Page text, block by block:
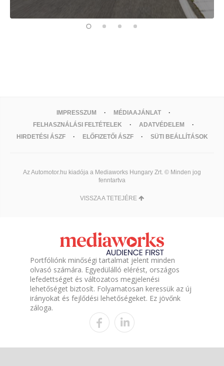
IMPRESSZUM
MÉDIAAJÁNLAT
FELHASZNÁLÁSI FELTÉTELEK
ADATVÉDELEM
HIRDETÉSI ÁSZF
ELŐFIZETŐI ÁSZF SÜTI BEÁLLÍTÁSOK
Az Automotor.hu kiadója a Mediaworks Hungary Zrt. © Minden jog
fenntartva
VISSZA A TETEJÉRE
Portfóliónk minőségi tartalmat jelent minden
olvasó számára. Egyedülálló elérést, országos
lefedettséget és változatos megjelenési
lehetőséget biztosít. Folyamatosan keressük az új
irányokat és fejlődési lehetőségeket. Ez jövőnk
záloga.